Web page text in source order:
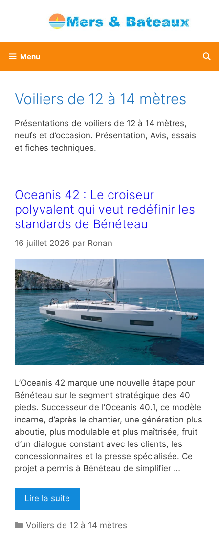
Menu
Voiliers de 12 à 14 mètres
Présentations de voiliers de 12 à 14 mètres,
neufs et d’occasion. Présentation, Avis, essais
et fiches techniques.
Oceanis 42 : Le croiseur
polyvalent qui veut redéfinir les
standards de Bénéteau
16 juillet 2026 par Ronan
L’Oceanis 42 marque une nouvelle étape pour
Bénéteau sur le segment stratégique des 40
pieds. Successeur de l’Oceanis 40.1, ce modèle
incarne, d’après le chantier, une génération plus
aboutie, plus modulable et plus maîtrisée, fruit
d’un dialogue constant avec les clients, les
concessionnaires et la presse spécialisée. Ce
projet a permis à Bénéteau de simplifier …
Lire la suite
Catégories
Voiliers de 12 à 14 mètres